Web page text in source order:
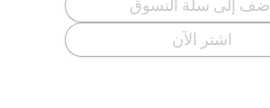
أضف إلى سلة التسوق
اشتر الآن